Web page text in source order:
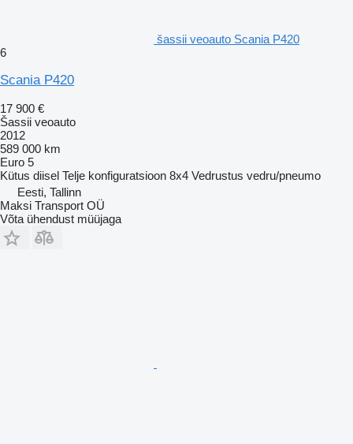
šassii veoauto Scania P420
6
Scania P420
17 900 €
Šassii veoauto
2012
589 000 km
Euro 5
Kütus diisel Telje konfiguratsioon 8x4 Vedrustus vedru/pneumo
Eesti, Tallinn
Maksi Transport OÜ
Võta ühendust müüjaga